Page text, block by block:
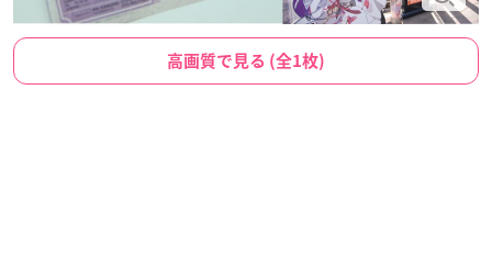
高画質で見る (全1枚)